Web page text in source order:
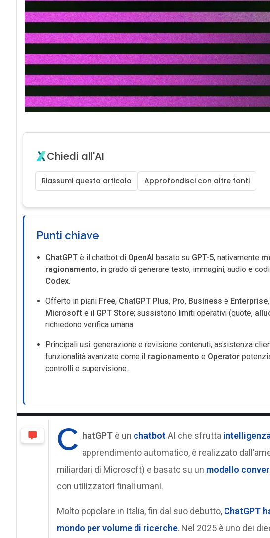
Chiedi all'AI
Riassumi questo articolo Approfondisci con altre fonti
Punti chiave
ChatGPTè il chatbot di OpenAI basato su GPT-5, nativamente
ragionamento, in grado di generare testo, immagini, audio e
Codex.
Offerto in piani Free, ChatGPT Plus, Pro, Business e Enterprise
Microsofte il GPT Store; sussistono limiti operativi (quote,
richiedono verifica umana.
Principali usi: generazione e revisione contenuti, assistenza
funzionalità avanzate come il ragionamento e Operator
controlli e supervisione.
C hatGPTè un chatbot AI che sfrutta
apprendimento automatico, è realizzato
miliardari di Microsoft) e basato su un modello
con utilizzatori finali umani.
Molto popolare in Italia, fin dal suo debutto, ChatGPT
mondo per volume di ricerche. Nel 2025 è uno dei